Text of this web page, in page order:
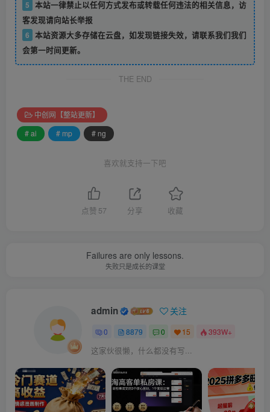
5 本站一律禁止以任何方式发布或转载任何违法的相关信息，访
客发现请向站长举报
6 本站资源大多存储在云盘，如发现链接失效，请联系我们我们
会第一时间更新。
THE END
中创网【整站更新】
# ai
# mp # ng
喜欢就支持一下吧
点赞 57 分享 收藏
Failures are only lessons.
失败只是成长的课堂
admin 关注
0 8879 0 15 393W+
这家伙很懒，什么都没有写...